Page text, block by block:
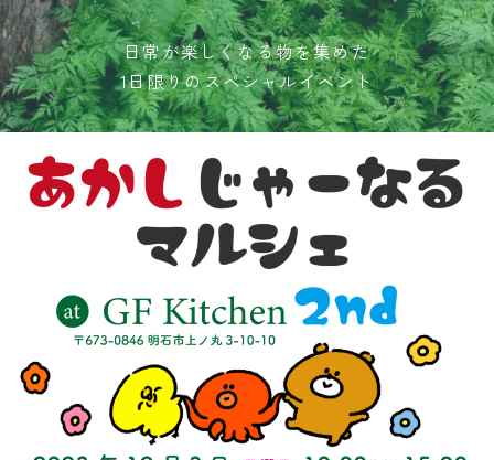
日常が楽しくなる物を集めた
1日限りのスペシャルイベント